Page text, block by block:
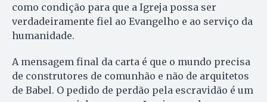
como condição para que a Igreja possa ser
verdadeiramente fiel ao Evangelho e ao serviço da
humanidade.
A mensagem final da carta é que o mundo precisa
de construtores de comunhão e não de arquitetos
de Babel. O pedido de perdão pela escravidão é um